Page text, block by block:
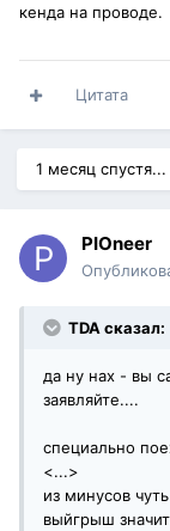
кенда на проводе.
Цитата
1 месяц спустя...
PIOneer
TDA сказал:
да ну нах - вы
заявляйте....
специально
<...>
из минусов
выйгрыш